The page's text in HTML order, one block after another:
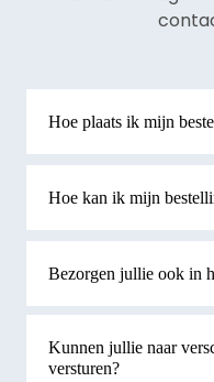
bedrijfslogo. Zo
Ontdek nu het
Cadeaukaart op
perfecte wijn
Hoe plaats ik mijn
Hoe kan ik mijn
Bezorgen jullie ook in
Kunnen jullie naar
versturen?